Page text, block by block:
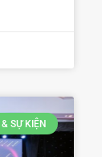
SỰ KIỆN